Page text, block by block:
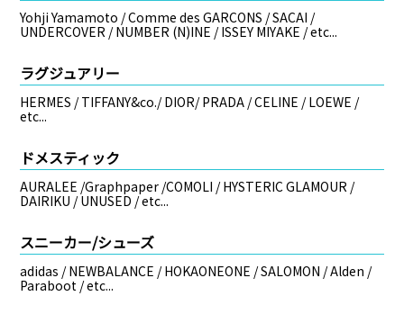
Yohji Yamamoto / Comme des GARCONS / SACAI /
UNDERCOVER / NUMBER (N)INE / ISSEY MIYAKE / etc...
ラグジュアリー
HERMES / TIFFANY&co./ DIOR/ PRADA / CELINE / LOEWE /
etc...
ドメスティック
AURALEE /Graphpaper /COMOLI / HYSTERIC GLAMOUR /
DAIRIKU / UNUSED / etc...
スニーカー/シューズ
adidas / NEWBALANCE / HOKAONEONE / SALOMON / Alden /
Paraboot / etc...